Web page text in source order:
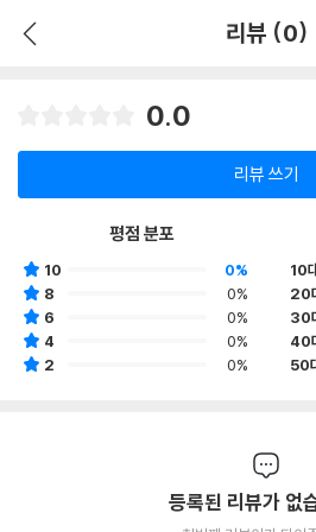
리뷰 (0)
0.0
리뷰 쓰기
평점 분포
10
0%
8
0%
6
0%
4
0%
2
0%
10
20
30
40
50
등록된 리뷰가 없